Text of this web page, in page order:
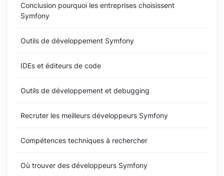
Conclusion pourquoi les entreprises choisissent
Symfony
Outils de développement Symfony
IDEs et éditeurs de code
Outils de développement et debugging
Recruter les meilleurs développeurs Symfony
Compétences techniques à rechercher
Où trouver des développeurs Symfony